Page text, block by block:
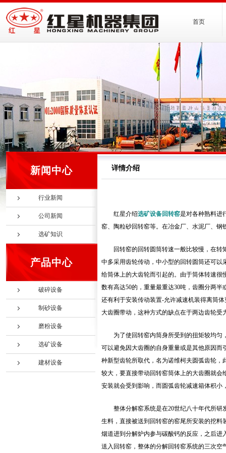
首页
新闻中心
行业新闻
公司新闻
选矿知识
产品中心
破碎设备
制砂设备
磨粉设备
选矿设备
建材设备
详情介绍
红星介绍选矿设备回转窑是对各种熟料进
窑、陶粒砂回转窑等。在冶金厂、水泥厂、钢
回转窑的回转圆筒转速一般比较慢，在
中多采用齿轮传动，中小型的回转圆筒还可
给筒体上的大齿轮而引起的。由于筒体转速
数有高达50的，重量最重达30吨，齿圈分两
还有利于安装传动装置-允许减速机装得离筒
大齿圈带动，这种方式的缺点在于两边齿轮
为了使回转窑内筒身所受到的扭矩较均
可以避免因大齿圈的自身重量或是其他原因
种新型齿轮所取代，名为诺维柯夫圆弧齿轮
较大，要直接带动回转窑筒体上的大齿圈就
安装就会受到影响，而圆弧齿轮减速箱体积小
整体分解窑系统是在20世纪八十年代所
生料，直接被送到回转窑的窑尾所安装的挖
烟道进到分解炉内参与碳酸钙的反应，之后
送入回转窑，整体的分解回转窑系统的三次空